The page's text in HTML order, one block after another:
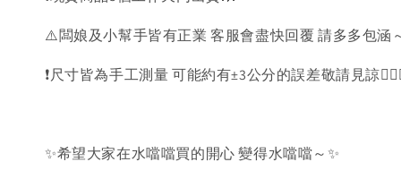
⚠️闆娘及小幫手皆有正業 客服會盡快回覆 請多多包涵
❗️尺寸皆為手工測量 可能約有±3公分的誤差敬請見諒
✨希望大家在水噹噹買的開心 變得水噹噹～✨